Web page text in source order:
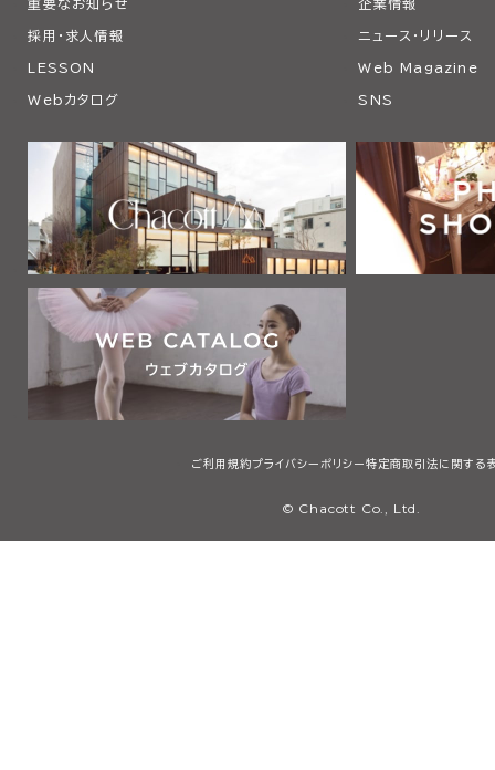
重要なお知らせ 企業情報
採用・求人情報 ニュース・リリース
LESSON Web Magazine
Webカタログ SNS
ご利用規約プライバシーポリシー 特定商取引法に関する
© Chacott Co., Ltd.